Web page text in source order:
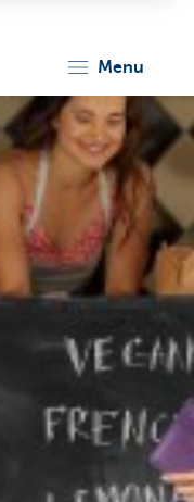
menu